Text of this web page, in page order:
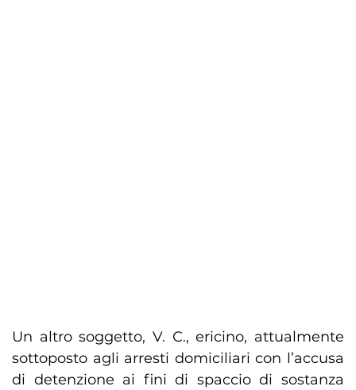
Un altro soggetto, V. C., ericino, attualmente
sottoposto agli arresti domiciliari con l’accusa
di detenzione ai fini di spaccio di sostanza